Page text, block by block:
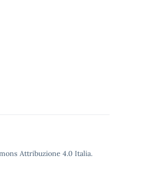
Attribuzione 4.0 Italia.